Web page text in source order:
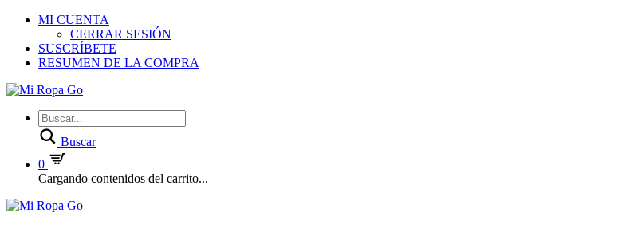
MI CUENTA
CERRAR SESIÓN
SUSCRÍBETE
RESUMEN DE LA COMPRA
Buscar
0
Cargando contenidos del carrito...